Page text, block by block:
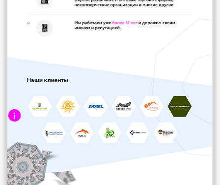
i
Логотипы постоянных клиентов
повышают степень доверия